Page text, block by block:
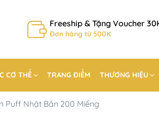
Freeship & Tặng Voucher
Đơn hàng từ 500K
CƠ THỂ TRANG ĐIỂM THƯƠNG HIỆU
Puff Nhật Bản 200 Miếng